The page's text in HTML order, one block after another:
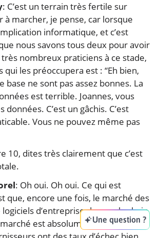
: C’est un terrain très fertile sur
à marcher, je pense, car lorsque
informatique, et c’est
nous savons tous deux pour avoir
nombreux praticiens à ce stade,
qui les préoccupera est : “Eh bien,
base ne sont pas assez bonnes. La
est terrible. Joannes, vous
C’est un gâchis. C’est
Vous ne pouvez même pas
10, dites très clairement que c’est
: Oh oui. Oh oui. Ce qui est
que, encore une fois, le marché des
d’entreprise de supply chain,
est absolument terrible, et la
Une question ?